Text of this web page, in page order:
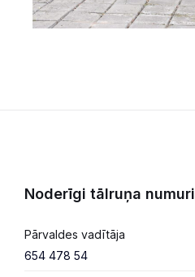
Noderīgi tālruņa numuri
Pārvaldes vadītāja
654 478 54